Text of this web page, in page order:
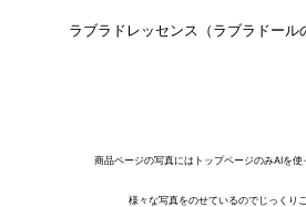
ラブラドレッセンス（ラブラドール
商品ページの写真にはトップページのみAIを使
様々な写真をのせているのでじっくり